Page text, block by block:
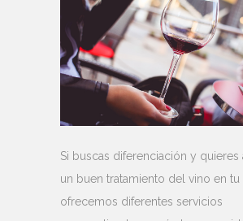
Si buscas diferenciación y
un buen tratamiento del vino en
ofrecemos diferentes servicios